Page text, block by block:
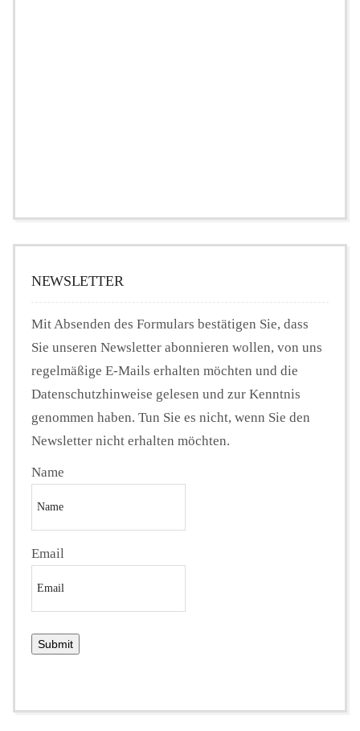
NEWSLETTER
Mit Absenden des Formulars bestätigen Sie, dass
Sie unseren Newsletter abonnieren wollen, von uns
regelmäßige E-Mails erhalten möchten und die
Datenschutzhinweise gelesen und zur Kenntnis
genommen haben. Tun Sie es nicht, wenn Sie den
Newsletter nicht erhalten möchten.
Name
Email